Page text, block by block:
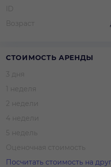
ID
Возраст
СТОИМОСТЬ АРЕНДЫ
3 дня
1 неделя
2 недели
4 недели
5 недель
Оценочная стоимость
Посчитать стоимость на